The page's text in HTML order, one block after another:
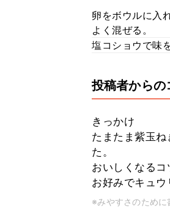
卵をボウルに入
よく混ぜる。
塩コショウで味
投稿者からの
きっかけ
たまたま紫玉
た。
おいしくなるコ
お好みでキュウ
※みやすさのために